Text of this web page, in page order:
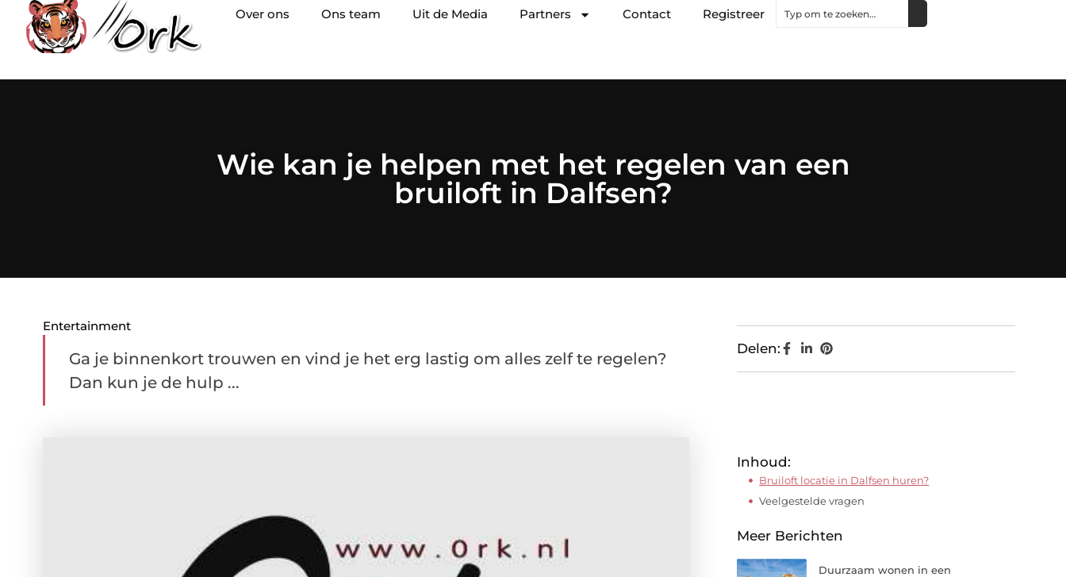
Over ons Ons team Uit de Media Partners Contact Registreer
Wie kan je helpen met het regelen van een
bruiloft in Dalfsen?
Entertainment
Ga je binnenkort trouwen en vind je het erg lastig om alles zelf te regelen?
Dan kun je de hulp ...
Delen:
Inhoud:
Bruiloft locatie in Dalfsen huren?
Veelgestelde vragen
Meer Berichten
Duurzaam wonen in een